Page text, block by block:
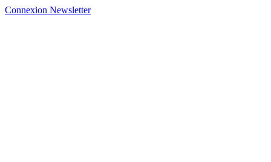
Connexion Newsletter